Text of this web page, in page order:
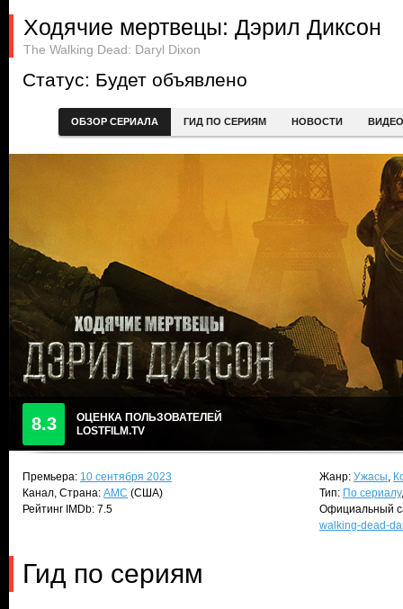
Ходячие мертвецы: Дэрил Диксон
The Walking Dead: Daryl Dixon
Статус: Будет объявлено
ОБЗОР СЕРИАЛА ГИД ПО СЕРИЯМ НОВОСТИ ВИДЕО
8.3
ОЦЕНКА ПОЛЬЗОВАТЕЛЕЙ
LOSTFILM.TV
Премьера: 10 сентября 2023
Канал, Страна: AMC (США)
Рейтинг IMDb: 7.5
Жанр: Ужасы,
Тип: По сериалу
Официальный
walking-dead-
Гид по сериям